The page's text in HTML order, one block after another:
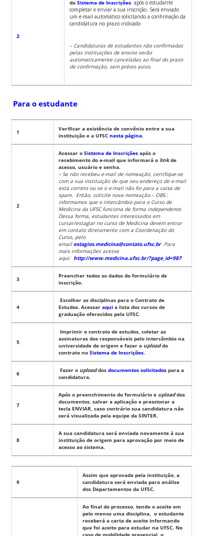
2
doSistema de Inscrições após o estudante
completar e enviar a sua inscrição. Será enviado
um e-mail automático solicitando a confirmação da
candidatura no prazo indicado
– Candidaturas de estudantes não confirmadas
pelas instituições de ensino serão
automaticamente canceladas ao final do prazo
de confirmação, sem prévio aviso.
Para o estudante
1
Verificar a existência de convênio entre a sua
instituição e a UFSCnesta página.
2
Acessar oSistema de Inscrições após o
recebimento do e-mail que informará o linkde
acesso, usuário e senha.
– Se não recebeu e-mail de nomeação, certifique-se
com a sua instituição de que seu endereço de e-mail
está correto ou se o e-mail não foi para a caixa de
spam. Então, solicite nova nomeação.– OBS.:
informamos que o intercâmbio para o Curso de
Medicina da UFSC funciona de forma independente.
Dessa forma, estudantes interessados em
cursar/estagiar no curso de Medicina devem entrar
em contato diretamente com a Coordenação do
Curso, pelo
email estagios.medicina@contato.ufsc.br. Para
mais informações acesse
aqui: http://www.medicina.ufsc.br/?page_id=987
3
Preencher todos os dados do formulário de
inscrição.
4
Escolher as disciplinas para o Contrato de
Estudos. Acessaraqui a lista dos cursos de
graduação oferecidos pela UFSC.
5
Imprimir o contrato de estudos, coletar as
assinaturas dos responsáveis pelo intercâmbio na
universidade de origem e fazer o uploaddo
contrato noSistema de Inscrições.
6 Fazer o uploaddosdocumentos solicitados para a
candidatura.
7
Após o preenchimento do formulário e uploaddos
documentos, salvar a aplicação e pressionar a
tecla ENVIAR, caso contrário sua candidatura não
será visualizada pela equipe da SINTER.
8
A sua candidatura será enviada novamente à sua
instituição de origem para aprovação por meio de
acesso ao sistema.
9
Assim que aprovada pela instituição, a
candidatura será enviada para análise
dos Departamentos da UFSC.
Ao final do processo, tendo o aceite em
pelo menos uma disciplina, o estudante
receberá a carta de aceite informando
que foi aceito para estudar na UFSC. No
caso de mobilidade presencial, o